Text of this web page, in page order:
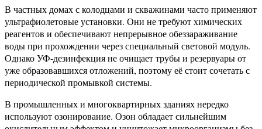
В частных домах с колодцами и скважинами часто применяют
ультрафиолетовые установки. Они не требуют химических
реагентов и обеспечивают непрерывное обеззараживание
воды при прохождении через специальный световой модуль.
Однако УФ-дезинфекция не очищает трубы и резервуары от
уже образовавшихся отложений, поэтому её стоит сочетать с
периодической промывкой системы.
В промышленных и многоквартирных зданиях нередко
используют озонирование. Озон обладает сильнейшим